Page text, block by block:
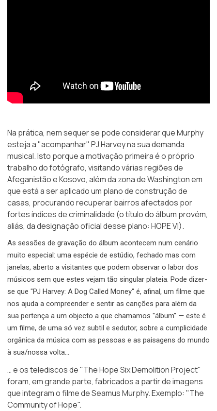
Na prática, nem sequer se pode considerar que Murphy
esteja a "acompanhar" PJ Harvey na sua demanda
musical. Isto porque a motivação primeira é o próprio
trabalho do fotógrafo, visitando várias regiões de
Afeganistão e Kosovo, além da zona de Washington em
que está a ser aplicado um plano de construção de
casas, procurando recuperar bairros afectados por
fortes índices de criminalidade (o título do álbum provém,
aliás, da designação oficial desse plano: HOPE VI).
As sessões de gravação do álbum acontecem num cenário
muito especial: uma espécie de estúdio, fechado mas com
janelas, aberto a visitantes que podem observar o labor dos
músicos sem que estes vejam tão singular plateia. Pode dizer-
se que "PJ Harvey: A Dog Called Money" é, afinal, um filme que
nos ajuda a compreender e sentir as canções para além da
sua pertença a um objecto a que chamamos "álbum" — este é
um filme, de uma só vez subtil e sedutor, sobre a cumplicidade
orgânica da música com as pessoas e as paisagens do mundo
à sua/nossa volta…
… e os telediscos de "The Hope Six Demolition Project"
foram, em grande parte, fabricados a partir de imagens
que integram o filme de Seamus Murphy. Exemplo: "The
Community of Hope".